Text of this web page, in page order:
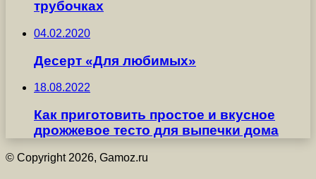
трубочках
04.02.2020
Десерт «Для любимых»
18.08.2022
Как приготовить простое и вкусное
дрожжевое тесто для выпечки дома
© Copyright 2026, Gamoz.ru